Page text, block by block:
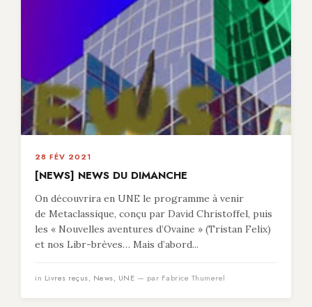
28 FÉV 2021
[NEWS] NEWS DU DIMANCHE
On découvrira en UNE le programme à venir
de Metaclassique, conçu par David Christoffel, puis
les « Nouvelles aventures d’Ovaine » (Tristan Felix)
et nos Libr-brèves… Mais d’abord...
in Livres reçus, News, UNE — par Fabrice Thumerel